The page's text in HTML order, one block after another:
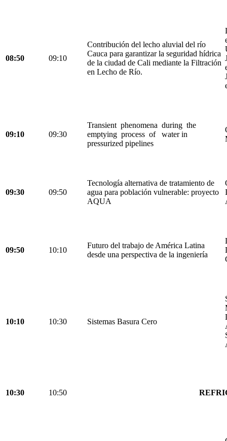
08:50 09:10
Contribución del lecho aluvial del río
Cauca para garantizar la seguridad hídrica
de la ciudad de Cali mediante la Filtración
en Lecho de Río.
09:10 09:30
Transient phenomena during the
emptying process of water in
pressurized pipelines
09:30 09:50
Tecnología alternativa de tratamiento de
agua para población vulnerable: proyecto
AQUA
09:50 10:10
Futuro del trabajo de América Latina
desde una perspectiva de la ingeniería
10:10 10:30 Sistemas Basura Cero
10:30 10:50